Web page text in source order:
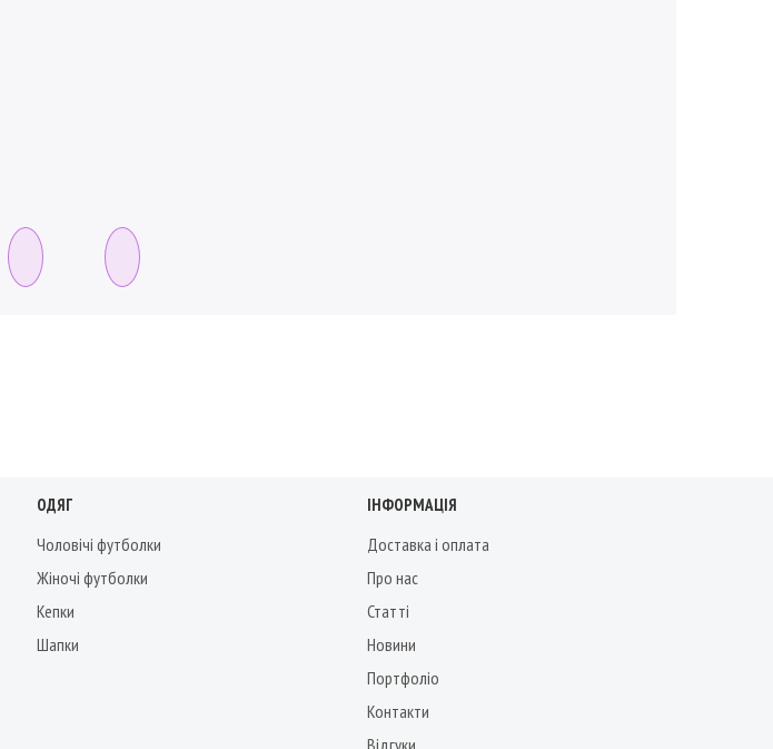
ОДЯГ
Чоловічі футболки
Жіночі футболки
Кепки
Шапки
ІНФОРМАЦІЯ
Доставка і оплата
Про нас
Статті
Новини
Портфоліо
Контакти
Відгуки